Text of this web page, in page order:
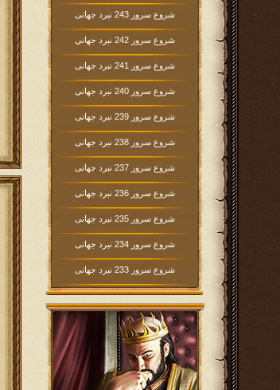
شروع سرور 243 نبرد جهانی
شروع سرور 242 نبرد جهانی
شروع سرور 241 نبرد جهانی
شروع سرور 240 نبرد جهانی
شروع سرور 239 نبرد جهانی
شروع سرور 238 نبرد جهانی
شروع سرور 237 نبرد جهانی
شروع سرور 236 نبرد جهانی
شروع سرور 235 نبرد جهانی
شروع سرور 234 نبرد جهانی
شروع سرور 233 نبرد جهانی